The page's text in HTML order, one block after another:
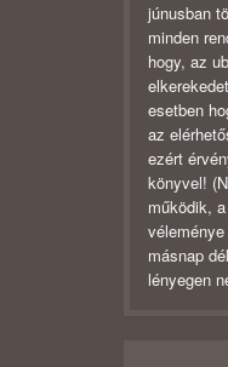
júnusban
minden
hogy, az
esetben
az
ezért
könyvel!
működik,
másnap
lényegen